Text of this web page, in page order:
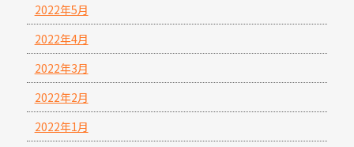
2022年5月
2022年4月
2022年3月
2022年2月
2022年1月